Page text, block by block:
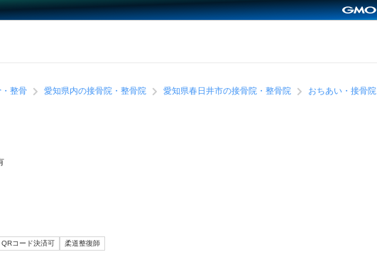
整骨 愛知県内の接骨院・整骨院 愛知県春日井市の接骨院・整骨院 おちあい・接骨院
QRコード決済可 柔道整復師